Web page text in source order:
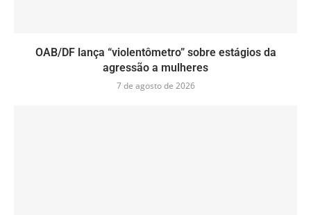
OAB/DF lança “violentômetro” sobre estágios da
agressão a mulheres
7 de agosto de 2026